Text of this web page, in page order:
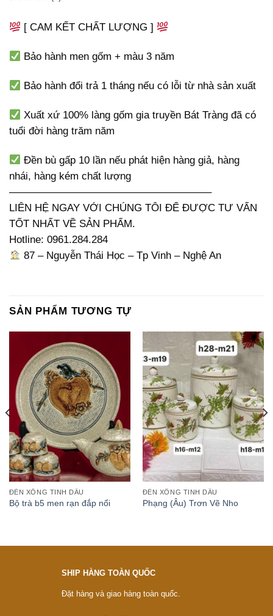
[ CAM KẾT CHẤT LƯỢNG ]
Bảo hành men gốm + màu 3 năm
Bảo hành đổi trả 1 tháng nếu có lỗi từ nhà sản xuất
Xuất xứ 100% làng gốm gia truyền Bát Tràng đã có
tuổi đời hàng trăm năm
Đền bù gấp 10 lần nếu phát hiện hàng giả, hàng
nhái, hàng kém chất lượng
———————————————————–
LIÊN HỆ NGAY VỚI CHÚNG TÔI ĐỂ ĐƯỢC TƯ VẤN
TỐT NHẤT VỀ SẢN PHẨM.
Hotline: 0961.284.284
87 – Nguyễn Thái Học – Tp Vinh – Nghệ An
SẢN PHẨM TƯƠNG TỰ
ĐÈN XÔNG TINH DẦU
Bộ trà b5 men rạn đắp nổi
ĐÈN XÔNG TINH DẦU
Phạng (Âu) Trơn Vẽ Nho
SHIP HÀNG TOÀN QUỐC
Đặt hàng và giao hàng toàn quốc.